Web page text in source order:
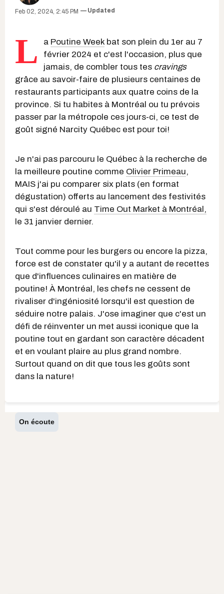
Feb 02, 2024, 2:45 PM Updated
L a Poutine Week bat son plein du 1er au 7
février 2024 et c'est l'occasion, plus que
jamais, de combler tous tes cravings
grâce au savoir-faire de plusieurs centaines de
restaurants participants aux quatre coins de la
province. Si tu habites à Montréal ou tu prévois
passer par la métropole ces jours-ci, ce test de
goût signé Narcity Québec est pour toi!
Je n'ai pas parcouru le Québec à la recherche de
la meilleure poutine comme Olivier Primeau,
MAIS j'ai pu comparer six plats (en format
dégustation) offerts au lancement des festivités
qui s'est déroulé au Time Out Market à Montréal,
le 31 janvier dernier.
Tout comme pour les burgers ou encore la pizza,
force est de constater qu'il y a autant de recettes
que d'influences culinaires en matière de
poutine! À Montréal, les chefs ne cessent de
rivaliser d'ingéniosité lorsqu'il est question de
séduire notre palais. J'ose imaginer que c'est un
défi de réinventer un met aussi iconique que la
poutine tout en gardant son caractère décadent
et en voulant plaire au plus grand nombre.
Surtout quand on dit que tous les goûts sont
dans la nature!
On écoute